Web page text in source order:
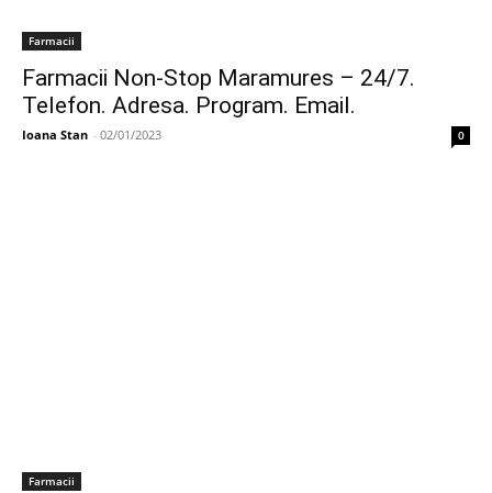
Farmacii
Farmacii Non-Stop Maramures – 24/7.
Telefon. Adresa. Program. Email.
Ioana Stan - 02/01/2023 0
Farmacii